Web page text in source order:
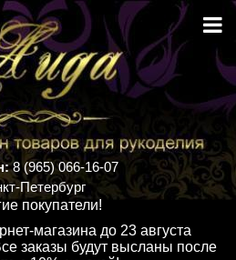
8 (965) 066-16-07
Петербург
покупатели!
магазина до 23 августа
заказы будут высланы после